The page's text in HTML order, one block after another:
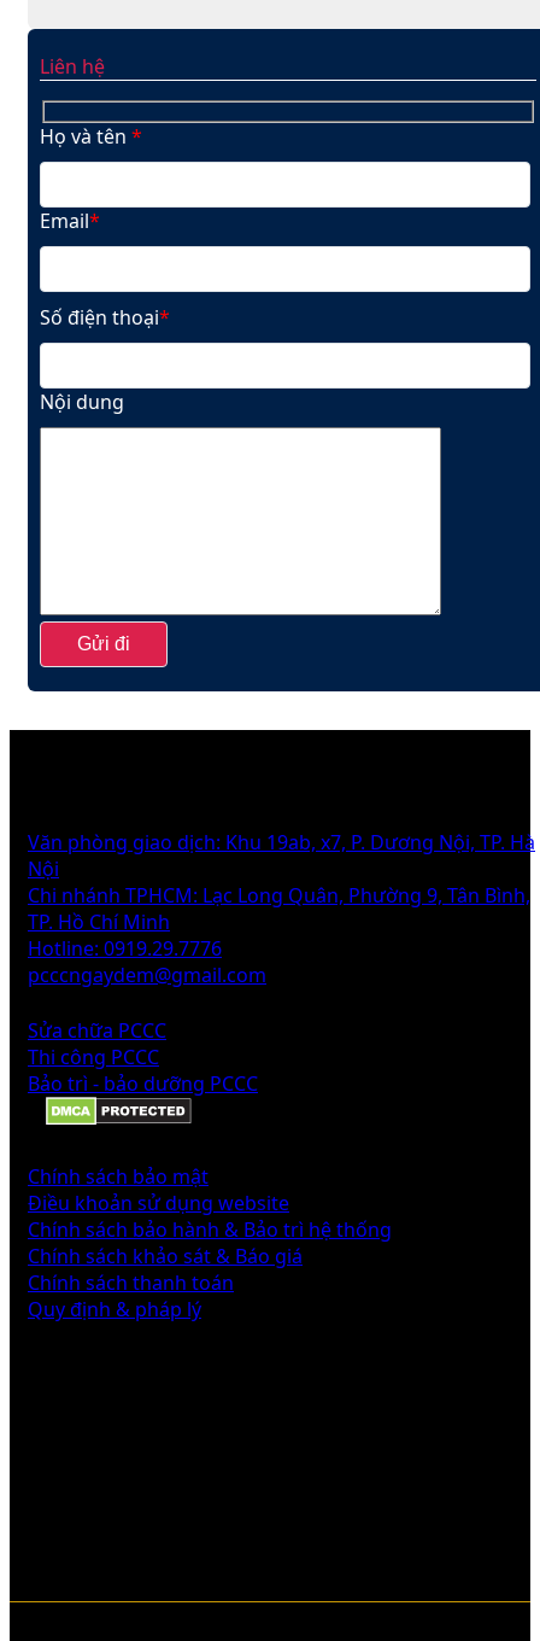
Liên hệ
Họ và tên *
Email*
Số điện thoại*
Nội dung
Văn phòng giao dịch: Khu 19ab, x7, P. Dương Nội, TP. Hà
Nội
Chi nhánh TPHCM: Lạc Long Quân, Phường 9, Tân Bình,
TP. Hồ Chí Minh
Hotline: 0919.29.7776
pcccngaydem@gmail.com
Sửa chữa PCCC
Thi công PCCC
Bảo trì - bảo dưỡng PCCC
Chính sách bảo mật
Điều khoản sử dụng website
Chính sách bảo hành & Bảo trì hệ thống
Chính sách khảo sát & Báo giá
Chính sách thanh toán
Quy định & pháp lý